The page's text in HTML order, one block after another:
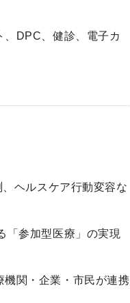
、DPC、健診、電子カ
ヘルスケア行動変容な
「参加型医療」の実現
関・企業・市民が連携